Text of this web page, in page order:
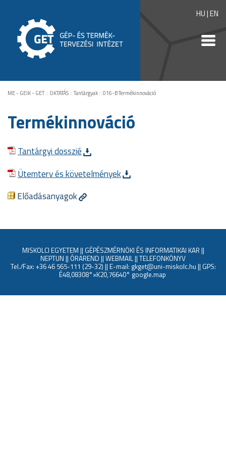
HU|EN
ME - GEIK - GET:: OKTATÁS::Tantárgyak::016-B Termékinnováció
Termékinnováció
Tantárgyi dosszié
Ütemterv és követelmények
Előadásanyagok
MISKOLCI EGYETEM || GÉPÉSZMÉRNÖKI ÉS INFORMATIKAI KAR ||
NEPTUN || ÓRAREND || WEBMAIL|| TELEFONKÖNYV
Tel./Fax: +36 46 565-111 (29-32) || E-mail: gkget@uni-miskolc.hu || GPS:
É48,08308°×K20,76640° google.map